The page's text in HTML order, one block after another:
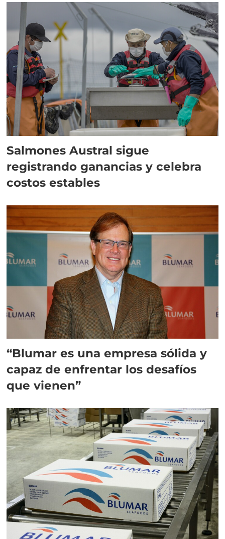
Salmones Austral sigue
registrando ganancias y celebra
costos estables
“Blumar es una empresa sólida y
capaz de enfrentar los desafíos
que vienen”